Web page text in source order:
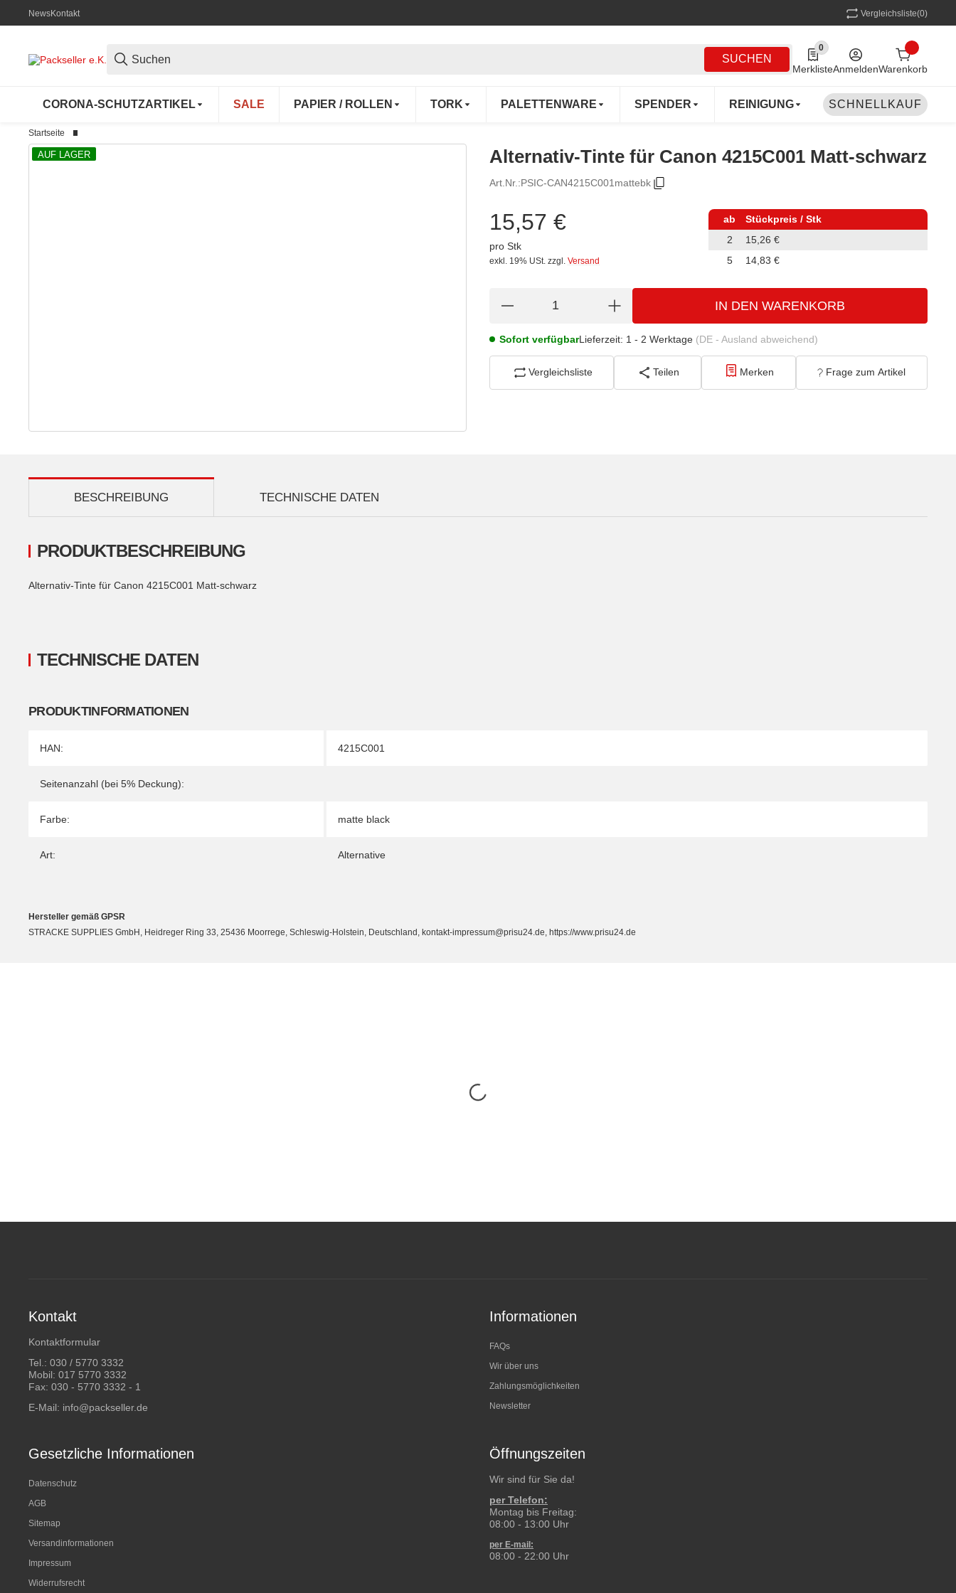
NewsKontakt Vergleichsliste(0)
SUCHEN
0
0 Produkte in der Liste
MerklisteAnmeldenWarenkorb
CORONA-SCHUTZARTIKEL SALE PAPIER / ROLLEN TORK PALETTENWARE SPENDER REINIGUNG MEHRWEG
SCHNELLKAUF
Startseite
AUF LAGER Alternativ-Tinte für Canon 4215C001 Matt-schwarz
Art.Nr.:PSIC-CAN4215C001mattebk
15,57 €
pro Stk
exkl. 19% USt. zzgl. Versand
ab
Stückpreis / Stk
2
15,26 €
5
14,83 €
IN DEN WARENKORB
Sofort verfügbarLieferzeit: 1 - 2 Werktage (DE - Ausland abweichend)
Vergleichsliste Teilen Merken Frage zum Artikel
TECHNISCHE DATEN
BESCHREIBUNG
TECHNISCHE DATEN
PRODUKTINFORMATIONEN
Produkteigenschaft
Wert
HAN: 4215C001
Seitenanzahl (bei 5% Deckung):
Farbe: matte black
Art: Alternative
PRODUKTBESCHREIBUNG
Alternativ-Tinte für Canon 4215C001 Matt-schwarz
Hersteller gemäß GPSR
STRACKE SUPPLIES GmbH, Heidreger Ring 33, 25436 Moorrege, Schleswig-Holstein, Deutschland, kontakt-impressum@prisu24.de, https://www.prisu24.de
Kontakt
Kontaktformular
Tel.: 030 / 5770 3332
Mobil: 017 5770 3332
Fax: 030 - 5770 3332 - 1
E-Mail: info@packseller.de
Informationen
FAQs
Wir über uns
Zahlungsmöglichkeiten
Newsletter
Gesetzliche Informationen
Datenschutz
AGB
Sitemap
Versandinformationen
Impressum
Widerrufsrecht
Öffnungszeiten
Wir sind für Sie da!
per Telefon:
Montag bis Freitag:
08:00 - 13:00 Uhr
per E-mail:
08:00 - 22:00 Uhr